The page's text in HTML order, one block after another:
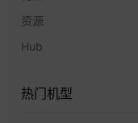
资源
Hub
热门机型